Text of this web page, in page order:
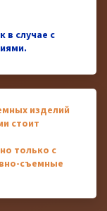
в случае с
изделий
стоит
только с
съемные